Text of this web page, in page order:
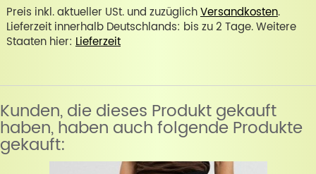
Preis inkl. aktueller USt. und zuzüglichVersandkosten.
Lieferzeit innerhalb Deutschlands: bis zu 2 Tage. Weitere
Staaten hier: Lieferzeit
Kunden, die dieses Produkt gekauft
haben, haben auch folgende Produkte
gekauft: